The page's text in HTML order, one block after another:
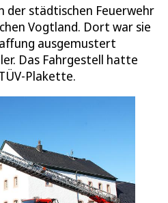
der städtischen Feuerwehr
Vogtland. Dort war sie
ausgemustert
Das Fahrgestell hatte
Plakette.